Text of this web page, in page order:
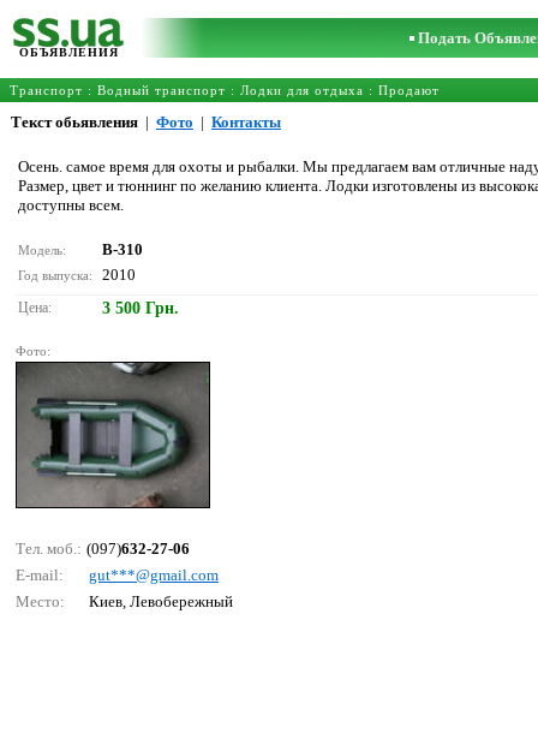
ОБЪЯВЛЕНИЯ
Подать
Транспорт : Водный транспорт : Лодки для отдыха : Продают
Текст обьявления | Фото | Контакты
Осень. самое время для охоты и рыбалки. Мы предлагаем вам отличные
Размер, цвет и тюннинг по желанию клиента. Лодки изготовлены из
доступны всем.
Модель: B-310
Год выпуска: 2010
Цена: 3 500 Грн.
Фото:
Тел. моб.: (097)632-27-06
E-mail:
gut***@gmаil.соm
Место:
Киев, Левобережный